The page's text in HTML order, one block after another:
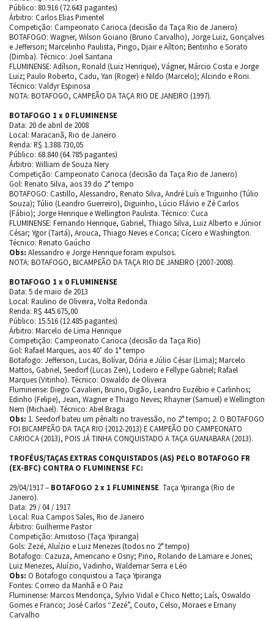
Público: 80.916 (72.643 pagantes)
Árbitro: Carlos Elias Pimentel
Competição: Campeonato Carioca (decisão da Taça Rio de Janeiro)
BOTAFOGO: Wagner, Wilson Goiano (Bruno Carvalho), Jorge Luiz, Gonçalves
e Jefferson; Marcelinho Paulista, Pingo, Djair e Aílton; Bentinho e Sorato
(Dimba). Técnico: Joel Santana
FLUMINENSE: Adílson, Ronald (Luiz Henrique), Vágner, Márcio Costa e Jorge
Luiz; Paulo Roberto, Cadu, Yan (Roger) e Nildo (Marcelo); Alcindo e Roni.
Técnico: Valdyr Espinosa
NOTA: BOTAFOGO, CAMPEÃO DA TAÇA RIO DE JANEIRO (1997).
BOTAFOGO 1 x 0 FLUMINENSE
Data: 20 de abril de 2008
Local: Maracanã, Rio de Janeiro
Renda: R$ 1.388.730,05
Público: 68.840 (64.785 pagantes)
Árbitro: William de Souza Nery
Competição: Campeonato Carioca (decisão da Taça Rio de Janeiro)
Gol: Renato Silva, aos 39 do 2° tempo
BOTAFOGO: Castillo, Alessandro, Renato Silva, André Luís e Triguinho (Túlio
Souza); Túlio (Leandro Guerreiro), Diguinho, Lúcio Flávio e Zé Carlos
(Fábio); Jorge Henrique e Wellington Paulista. Técnico: Cuca
FLUMINENSE: Fernando Henrique, Gabriel, Thiago Silva, Luiz Alberto e Júnior
César; Ygor (Tartá), Arouca, Thiago Neves e Conca; Cícero e Washington.
Técnico: Renato Gaúcho
Obs: Alessandro e Jorge Henrique foram expulsos.
NOTA: BOTAFOGO, BICAMPEÃO DA TAÇA RIO DE JANEIRO (2007-2008).
BOTAFOGO 1 x 0 FLUMINENSE
Data: 5 de maio de 2013
Local: Raulino de Oliveira, Volta Redonda
Renda: R$ 445.675,00
Público: 15.516 (12.485 pagantes)
Árbitro: Marcelo de Lima Henrique
Competição: Campeonato Carioca (decisão da Taça Rio)
Gol: Rafael Marques, aos 40’ do 1° tempo
Botafogo: Jefferson, Lucas, Bolívar, Dória e Júlio César (Lima); Marcelo
Mattos, Gabriel, Seedorf (Lucas Zen), Lodeiro e Fellype Gabriel; Rafael
Marques (Vitinho). Técnico: Oswaldo de Oliveira
Fluminense: Diego Cavalieri, Bruno, Digão, Leandro Euzébio e Carlinhos;
Edinho (Felipe), Jean, Wagner e Thiago Neves; Rhayner (Samuel) e Wellington
Nem (Michael). Técnico: Abel Braga
Obs: 1. Seedorf bateu um pênalti no travessão, no 2° tempo; 2. O BOTAFOGO
FOI BICAMPEÃO DA TAÇA RIO (2012-2013) E CAMPEÃO DO CAMPEONATO
CARIOCA (2013), POIS JÁ TINHA CONQUISTADO A TAÇA GUANABARA (2013).
TROFÉUS/TAÇAS EXTRAS CONQUISTADOS (AS) PELO BOTAFOGO FR
(EX-BFC) CONTRA O FLUMINENSE FC:
29/04/1917 – BOTAFOGO 2 x 1 FLUMINENSE. Taça Ypiranga (Rio de
Janeiro).
Data: 29 / 04 / 1917
Local: Rua Campos Sales, Rio de Janeiro
Árbitro: Guilherme Pastor
Competição: Amistoso (Taça Ypiranga)
Gols: Zezé, Aluízio e Luiz Menezes (todos no 2° tempo)
Botafogo: Cazuza, Americano e Osny; Pino, Rolando de Lamare e Jones;
Luiz Menezes, Aluízio, Vadinho, Waldemar Serra e Léo
Obs: O Botafogo conquistou a Taça Ypiranga
Fontes: Correio da Manhã e O Paiz
Fluminense: Marcos Mendonça, Sylvio Vidal e Chico Netto; Laís, Oswaldo
Gomes e Franco; José Carlos “Zezé”, Couto, Celso, Moraes e Ernany
Carvalho